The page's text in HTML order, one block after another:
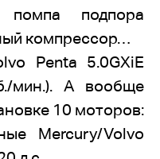
помпа подпора
компрессор…
Penta 5.0GXiE
мин.). А вообще
10 моторов:
Mercury/Volvo